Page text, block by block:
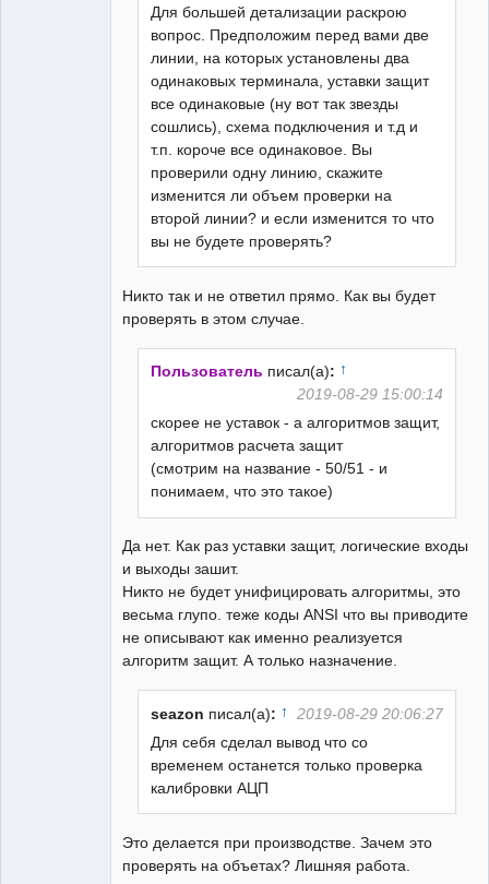
Для большей детализации раскрою
вопрос. Предположим перед вами две
линии, на которых установлены два
одинаковых терминала, уставки защит
все одинаковые (ну вот так звезды
сошлись), схема подключения и т.д и
т.п. короче все одинаковое. Вы
проверили одну линию, скажите
изменится ли объем проверки на
второй линии? и если изменится то что
вы не будете проверять?
Никто так и не ответил прямо. Как вы будет
проверять в этом случае.
Пользователь писал(а): ↑
2019-08-29 15:00:14
скорее не уставок - а алгоритмов защит,
алгоритмов расчета защит
(смотрим на название - 50/51 - и
понимаем, что это такое)
Да нет. Как раз уставки защит, логические входы
и выходы зашит.
Никто не будет унифицировать алгоритмы, это
весьма глупо. теже коды ANSI что вы приводите
не описывают как именно реализуется
алгоритм защит. А только назначение.
seazon писал(а): ↑
2019-08-29 20:06:27
Для себя сделал вывод что со
временем останется только проверка
калибровки АЦП
Это делается при производстве. Зачем это
проверять на объетах? Лишняя работа.